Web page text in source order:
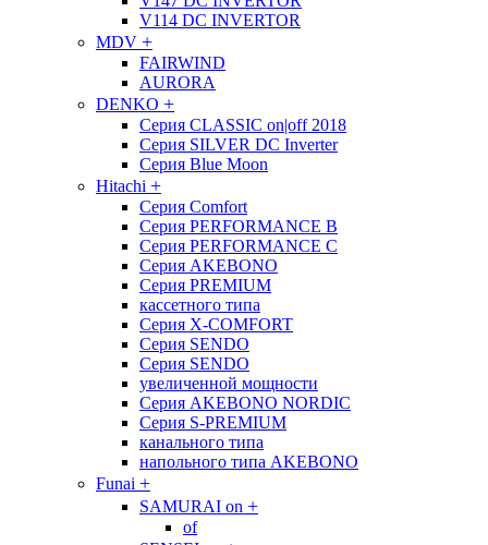
V114 DC INVERTOR
MDV +
FAIRWIND
AURORA
DENKO +
Серия CLASSIC on|off 2018
Серия SILVER DC Inverter
Серия Blue Moon
Hitachi +
Cерия Comfort
Cерия PERFORMANCE B
Cерия PERFORMANCE С
Cерия AKEBONO
Cерия PREMIUM
кассетного типа
Cерия X-COMFORT
Cерия SENDO
Cерия SENDO
увеличенной мощности
Cерия AKEBONO NORDIC
Cерия S-PREMIUM
канального типа
напольного типа AKEBONO
Funai +
SAMURAI on +
of